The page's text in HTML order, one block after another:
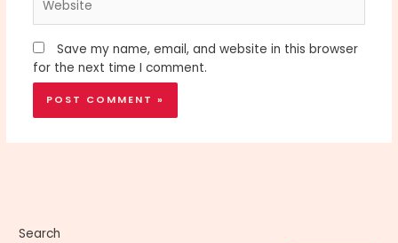
Save my name, email, and website in this browser
for the next time I comment.
Search